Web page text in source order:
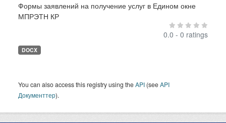
Формы заявлений на получение услуг в Едином окне
МПРЭТН КР
0.0 - 0 ratings
DOCX
You can also access this registry using theAPI (seeAPI
Документтер).